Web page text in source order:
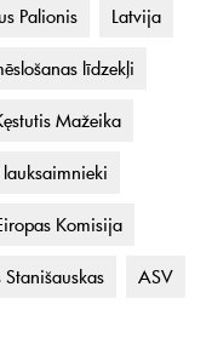
Palionis Latvija
līdzekļi
Mažeika
lauksaimnieki
Komisija
ASV